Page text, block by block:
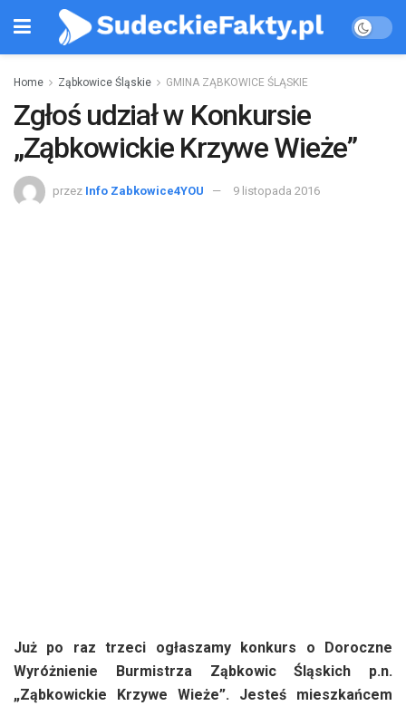
Home Ząbkowice Śląskie GMINA ZĄBKOWICE ŚLĄSKIE
Zgłoś udział w Konkursie
„Ząbkowickie Krzywe Wieże”
przez Info Zabkowice4YOU 9 listopada 2016
Już po raz trzeci ogłaszamy konkurs o Doroczne
Wyróżnienie Burmistrza Ząbkowic Śląskich p.n.
„Ząbkowickie Krzywe Wieże”. Jesteś mieszkańcem